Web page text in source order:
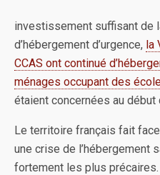
investissement suffisant de
d’hébergement d’urgence, la
CCAS ont continué
ménages occupant des
étaient concernées au début
Le territoire français fait
une crise de l’hébergement
fortement les plus